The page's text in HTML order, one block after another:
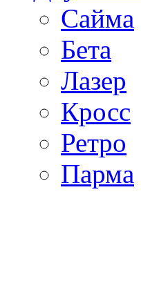
Сайма
Бета
Лазер
Кросс
Ретро
Парма